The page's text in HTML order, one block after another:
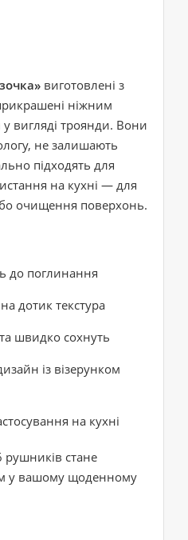
виготовлені з
ніжним
у вигляді троянди. Вони
не залишають
підходять для
на кухні — для
очищення поверхонь.
до поглинання
дотик текстура
швидко сохнуть
із візерунком
на кухні
рушників стане
у вашому щоденному